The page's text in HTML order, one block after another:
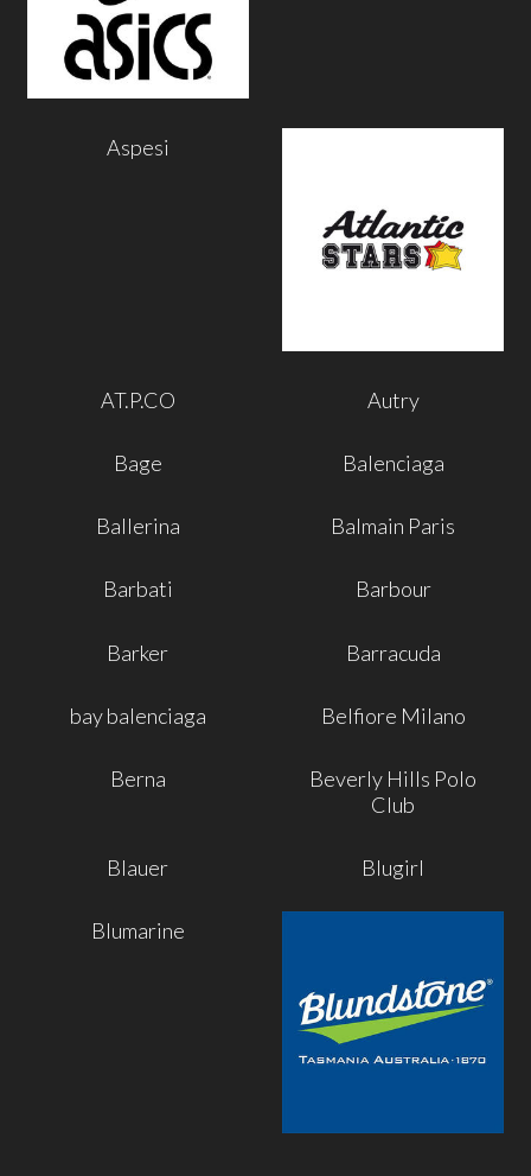
Aspesi
AT.P.CO Autry
Bage Balenciaga
Ballerina Balmain Paris
Barbati Barbour
Barker Barracuda
bay balenciaga Belfiore Milano
Berna
Beverly Hills Polo
Club
Blauer Blugirl
Blumarine